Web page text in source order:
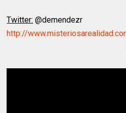
Twitter: @demendezr
http://